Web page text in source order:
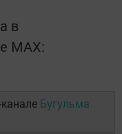
в
MАХ:
Бугульма